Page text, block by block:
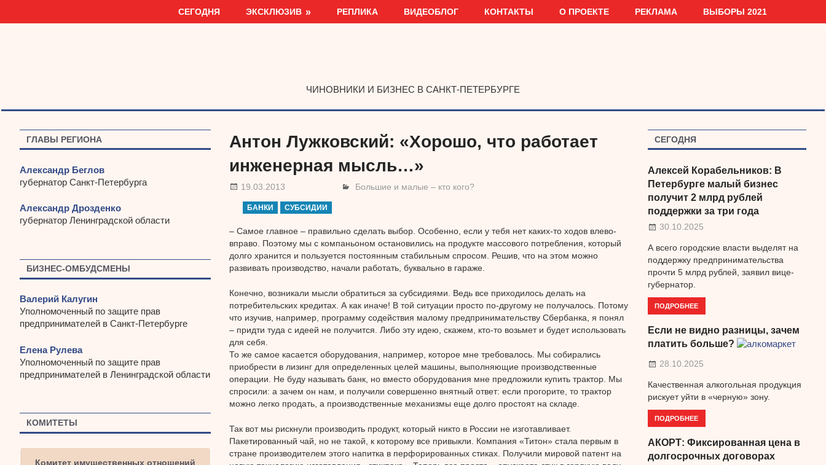
СЕГОДНЯ ЭКСКЛЮЗИВ РЕПЛИКА ВИДЕОБЛОГ КОНТАКТЫ О ПРОЕКТЕ РЕКЛАМА ВЫБОРЫ 2021
ЧИНОВНИКИ И БИЗНЕС В САНКТ-ПЕТЕРБУРГЕ
Антон Лужковский: «Хорошо, что работает
инженерная мысль…»
19.03.2013 Большие и малые – кто кого?
БАНКИ СУБСИДИИ
– Самое главное – правильно сделать выбор. Особенно, если у тебя нет каких-то ходов влево-
вправо. Поэтому мы с компаньоном остановились на продукте массового потребления, который
долго хранится и пользуется постоянным стабильным спросом. Решив, что на этом можно
развивать производство, начали работать, буквально в гараже.
Конечно, возникали мысли обратиться за субсидиями. Ведь все приходилось делать на
потребительских кредитах. А как иначе! В той ситуации просто по-другому не получалось. Потому
что изучив, например, программу содействия малому предпринимательству Сбербанка, я понял
– придти туда с идеей не получится. Либо эту идею, скажем, кто-то возьмет и будет использовать
для себя.
То же самое касается оборудования, например, которое мне требовалось. Мы собирались
приобрести в лизинг для определенных целей машины, выполняющие производственные
операции. Не буду называть банк, но вместо оборудования мне предложили купить трактор. Мы
спросили: а зачем он нам, и получили совершенно внятный ответ: если прогорите, то трактор
можно легко продать, а производственные механизмы еще долго простоят на складе.
Так вот мы рискнули производить продукт, который никто в России не изготавливает.
Пакетированный чай, но не такой, к которому все привыкли. Компания «Титон» стала первым в
стране производителем этого напитка в перфорированных стиках. Получили мировой патент на
ГЛАВЫ РЕГИОНА
Александр Беглов
губернатор Санкт-Петербурга
Александр Дрозденко
губернатор Ленинградской области
БИЗНЕС-ОМБУДСМЕНЫ
Валерий Калугин
Уполномоченный по защите прав
предпринимателей в Санкт-Петербурге
Елена Рулева
Уполномоченный по защите прав
предпринимателей в Ленинградской области
КОМИТЕТЫ
Комитет имущественных отношений
СЕГОДНЯ
Алексей Корабельников: В
Петербурге малый бизнес
получит 2 млрд рублей
поддержки за три года
30.10.2025
А всего городские власти выделят на
поддержку предпринимательства
прочти 5 млрд рублей, заявил вице-
губернатор.
ПОДРОБНЕЕ
Если не видно разницы, зачем
платить больше?
28.10.2025
Качественная алкогольная продукция
рискует уйти в «черную» зону.
ПОДРОБНЕЕ
АКОРТ: Фиксированная цена в
долгосрочных договорах